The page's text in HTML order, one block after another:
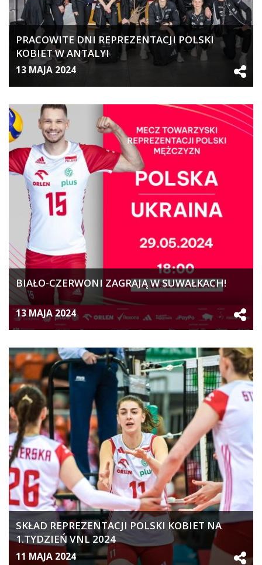
PRACOWITE DNI REPREZENTACJI POLSKI
KOBIET W ANTALYI
13 MAJA 2024
BIAŁO-CZERWONI ZAGRAJĄ W SUWAŁKACH!
13 MAJA 2024
SKŁAD REPREZENTACJI POLSKI KOBIET NA
1.TYDZIEŃ VNL 2024
11 MAJA 2024